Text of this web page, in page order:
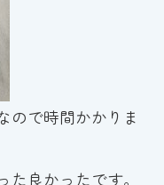
ので時間かかりま
良かったです。